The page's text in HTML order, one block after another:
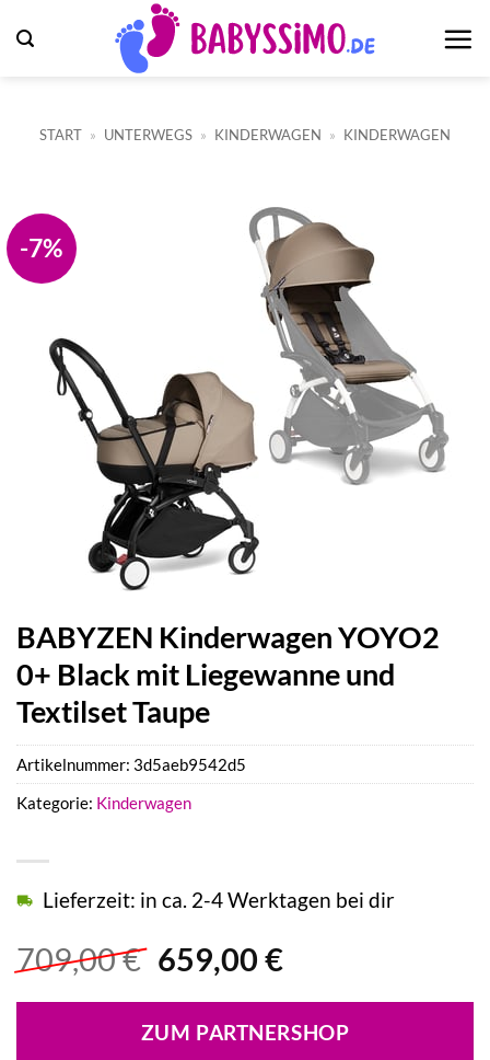
Inhalt
START » UNTERWEGS » KINDERWAGEN » KINDERWAGEN
-7%
BABYZEN Kinderwagen YOYO2
0+ Black mit Liegewanne und
Textilset Taupe
709,00€ Ursprünglicher
war:
709,00 €
659,00 €Aktueller
ist:
659,00 €.
Lieferzeit: in ca. 2-4 Werktagen bei dir
ZUM PARTNERSHOP
Artikelnummer: 3d5aeb9542d5
Kategorie: Kinderwagen